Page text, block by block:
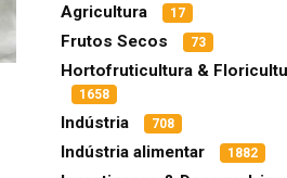
Agricultura
17
Frutos Secos 73
Hortofruticultura &
1658
Indústria 708
Indústria alimentar 1882